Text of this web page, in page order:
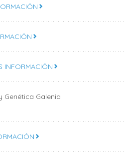
INFORMACIÓN
Genética Galenia